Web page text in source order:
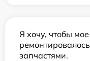
Я хочу, чтобы
запчастями.